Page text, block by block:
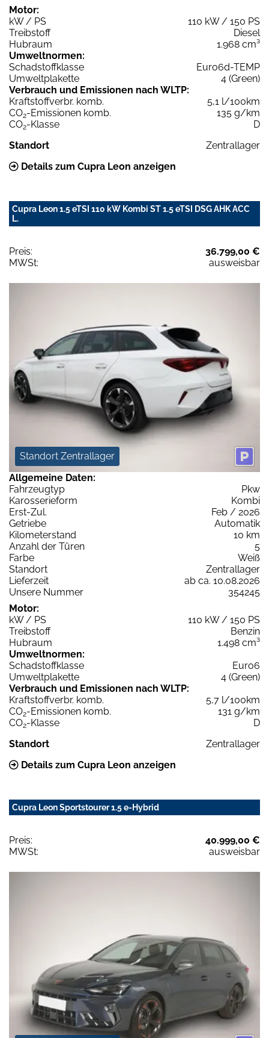
Motor:
kW / PS
110 kW / 150 PS
Treibstoff
Diesel
Hubraum
1.968 cm³
Umweltnormen:
Schadstoffklasse
Euro6d-TEMP
Umweltplakette
4 (Green)
Verbrauch und Emissionen nach WLTP:
Kraftstoffverbr. komb.
5,1 l/100km
CO2-Emissionen komb.
135 g/km
CO2-Klasse
D
Standort
Zentrallager
Details zum Cupra Leon anzeigen
Cupra Leon 1.5 eTSI 110 kW Kombi ST 1.5 eTSI DSG AHK ACC
L.
Preis:
36.799,00 €
MWSt:
ausweisbar
Standort Zentrallager
Allgemeine Daten:
Fahrzeugtyp
Pkw
Karosserieform
Kombi
Erst-Zul.
Feb / 2026
Getriebe
Automatik
Kilometerstand
10 km
Anzahl der Türen
5
Farbe
Weiß
Standort
Zentrallager
Lieferzeit
ab ca. 10.08.2026
Unsere Nummer
354245
Motor:
kW / PS
110 kW / 150 PS
Treibstoff
Benzin
Hubraum
1.498 cm³
Umweltnormen:
Schadstoffklasse
Euro6
Umweltplakette
4 (Green)
Verbrauch und Emissionen nach WLTP:
Kraftstoffverbr. komb.
5,7 l/100km
CO2-Emissionen komb.
131 g/km
CO2-Klasse
D
Standort
Zentrallager
Details zum Cupra Leon anzeigen
Cupra Leon Sportstourer 1.5 e-Hybrid
Preis:
40.999,00 €
MWSt:
ausweisbar